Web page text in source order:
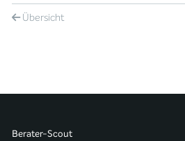
Übersicht
Berater-Scout